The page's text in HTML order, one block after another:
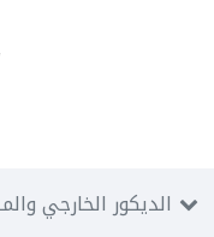
الديكور الخارجي